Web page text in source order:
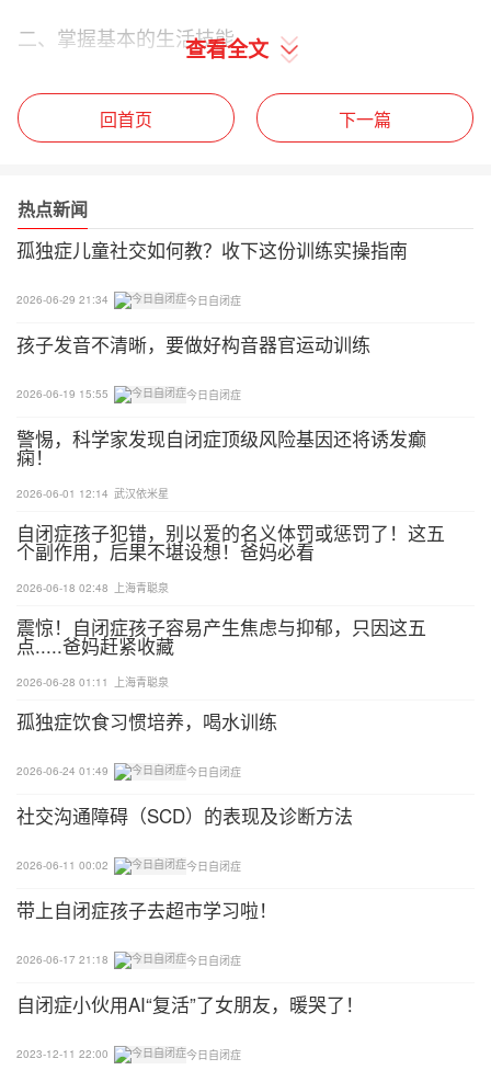
二、掌握基本的生活技能
(一)穿脱衣物训练
方法：工序分解法(顺序法、倒序法)
例：穿鞋第一步：帮其穿上鞋，让孩子扣上或把鞋带
系上;
第三步：让孩子把脚尖已伸进鞋里的鞋穿上;
第四步：帮其穿上一只鞋，让孩子穿另一只;
第五步：把鞋放在孩子面前，让他自己穿上。
注意点1、衣服、裤子有的前后之分;鞋袜有左右之分
2、适当的提示与帮助。
3、给予及时的强化。
(二)饮食自理训练
慢……
3、纠正偏食习惯：控制零食、尝试新的食品、烹调
1、掌握大小便程序。
2、教育孩子把排便意思表达出来。
查看全文
回首页 下一篇
热点新闻
孤独症儿童社交如何教？收下这份训练实操指南
2026-06-29 21:34 今日自闭症
孩子发音不清晰，要做好构音器官运动训练
2026-06-19 15:55 今日自闭症
警惕，科学家发现自闭症顶级风险基因还将诱发癫
痫！
2026-06-01 12:14 武汉依米星
自闭症孩子犯错，别以爱的名义体罚或惩罚了！这五
个副作用，后果不堪设想！爸妈必看
2026-06-18 02:48 上海青聪泉
震惊！自闭症孩子容易产生焦虑与抑郁，只因这五
点.....爸妈赶紧收藏
2026-06-28 01:11 上海青聪泉
孤独症饮食习惯培养，喝水训练
2026-06-24 01:49 今日自闭症
社交沟通障碍（SCD）的表现及诊断方法
2026-06-11 00:02 今日自闭症
带上自闭症孩子去超市学习啦！
2026-06-17 21:18 今日自闭症
自闭症小伙用AI“复活”了女朋友，暖哭了！
2023-12-11 22:00 今日自闭症